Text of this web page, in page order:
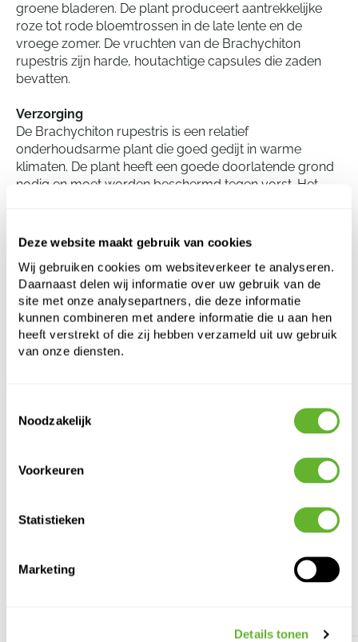
Deze website maakt gebruik van cookies
Wij gebruiken cookies om websiteverkeer te analyseren.
Daarnaast delen wij informatie over uw gebruik van de
site met onze analysepartners, die deze informatie
kunnen combineren met andere informatie die u aan hen
heeft verstrekt of die zij hebben verzameld uit uw gebruik
van onze diensten.
Noodzakelijk
Voorkeuren
Statistieken
Marketing
Details tonen
groene bladeren. De plant produceert aantrekkelijke
roze tot rode bloemtrossen in de late lente en de
vroege zomer. De vruchten van de Brachychiton
rupestris zijn harde, houtachtige capsules die zaden
bevatten.
Verzorging
De Brachychiton rupestris is een relatief
onderhoudsarme plant die goed gedijt in warme
klimaten. De plant heeft een goede doorlatende grond
nodig en moet worden beschermd tegen vorst. Het
droogteperiodes te overleven. Ondanks zijn
aanpassingsvermogen, zal regelmatig snoeien en
bemesten bijdragen aan een gezonde groei van de
plant.
Brachychiton rupestris
Breedte: